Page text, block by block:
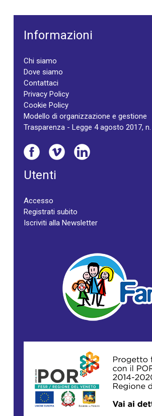
Informazioni
Chi siamo
Dove siamo
Contattaci
Privacy Policy
Cookie Policy
Modello di organizzazione e gestione
Trasparenza - Legge 4 agosto 2017,
Utenti
Accesso
Registrati subito
Iscriviti alla Newsletter